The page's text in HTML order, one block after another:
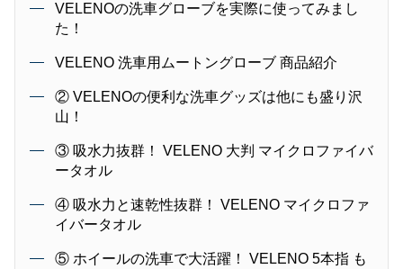
VELENOの洗車グローブを実際に使ってみまし
た！
VELENO 洗車用ムートングローブ 商品紹介
② VELENOの便利な洗車グッズは他にも盛り沢
山！
③ 吸水力抜群！ VELENO 大判 マイクロファイバ
ータオル
④ 吸水力と速乾性抜群！ VELENO マイクロファ
イバータオル
⑤ ホイールの洗車で大活躍！ VELENO 5本指 も